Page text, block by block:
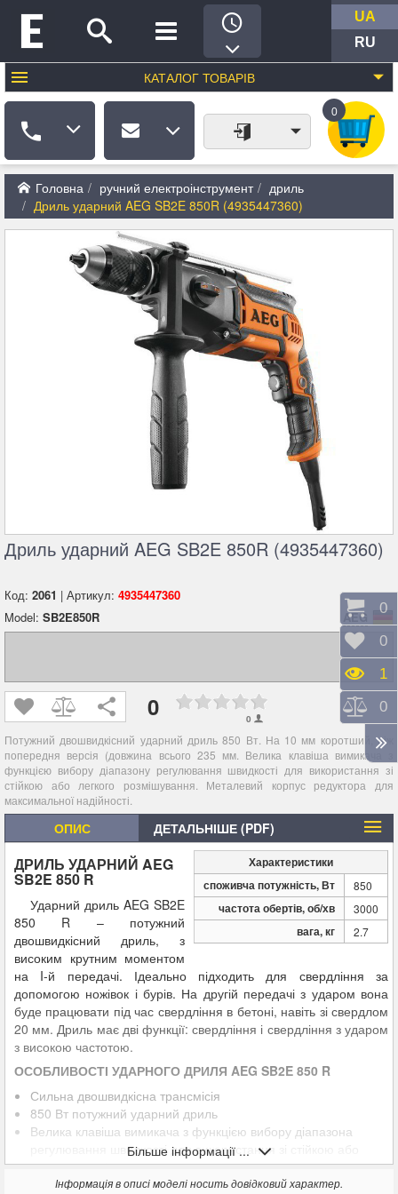
UA
RU
КАТАЛОГ ТОВАРІВ
0
Головна ручний електроінструмент
дриль
Дриль ударний AEG SB2E 850R (4935447360)
Дриль ударний AEG SB2E 850R (4935447360)
Код: 2061 | Артикул: 4935447360
Model: SB2E850R AEG
0 0
Потужний двошвидкісний ударний дриль 850 Вт. На 10 мм коротший, ніж
попередня версія (довжина всього 235 мм. Велика клавіша вимикача з
функцією вибору діапазону регулювання швидкості для використання зі
стійкою або легкого розмішування. Металевий корпус редуктора для
максимальної надійності.
ОПИС ДЕТАЛЬНІШЕ (PDF)
Характеристики
споживча потужність, Вт
850
частота обертів, об/хв 3000
вага, кг 2.7
ДРИЛЬ УДАРНИЙ AEG
SB2E 850 R
Ударний дриль AEG SB2E
850 R – потужний
двошвидкісний дриль, з
високим крутним моментом
на I-й передачі. Ідеально підходить для свердління за
допомогою ножівок і бурів. На другій передачі з ударом вона
буде працювати під час свердління в бетоні, навіть зі свердлом
20 мм. Дриль має дві функції: свердління і свердління з ударом
з високою частотою.
ОСОБЛИВОСТІ УДАРНОГО ДРИЛЯ AEG SB2E 850 R
Сильна двошвидкісна трансмісія
850 Вт потужний ударний дриль
Велика клавіша вимикача з функцією вибору діапазона
регулювання швидкості для використання зі стійкою або
легкого розмішування
Металевий корпус редуктора для максимальної надійності
Більше інформації ...
Інформація в описі моделі носить довідковий характер.
0
0
1
0